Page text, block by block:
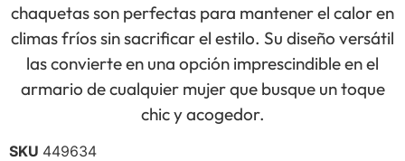
chaquetas son perfectas para mantener el calor en
climas fríos sin sacrificar el estilo. Su diseño versátil
las convierte en una opción imprescindible en el
armario de cualquier mujer que busque un toque
chic y acogedor.
SKU 449634